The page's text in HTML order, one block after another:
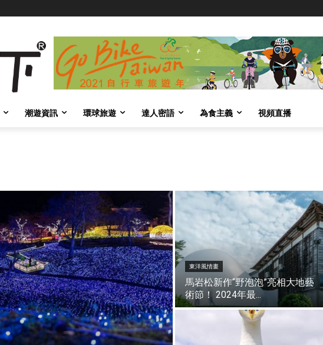
潮遊資訊 環球旅遊 達人密語 為食主義 視頻直播
東洋風情畫
馬岩松新作“野泡泡”亮相大地藝
術節！ 2024年最...